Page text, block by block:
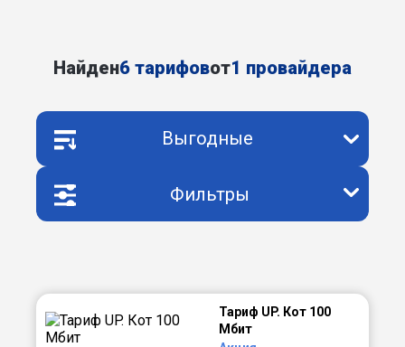
Найден6 тарифовот1 провайдера
Выгодные
Фильтры
Тариф UP. Кот 100
Мбит